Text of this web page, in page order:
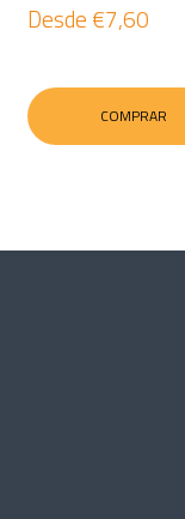
Desde €7,60
COMPRAR